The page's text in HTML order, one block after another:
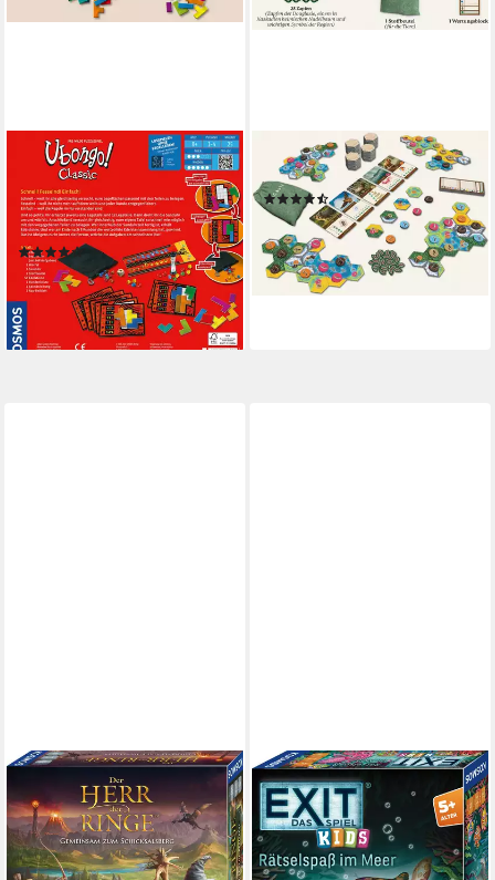
KOSMOS
Spiel Ubongo! Classic 2022,
Familienspiel, Made in
Germany
(4)
ab 21,97 € UVP29,99 €
-27%
lieferbar - in 1-2 Werktagen bei dir
KOSMOS
Spiel Cascadia, Familienspiel
(13)
ab 28,31 € UVP36,99 €
-23%
lieferbar - in 1-2 Werktagen bei dir